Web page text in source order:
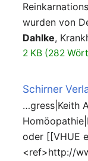
wurden von
Dahlke,
2 KB (282
Schirner
…gress|Keith
oder [[VHUE
<ref>http://